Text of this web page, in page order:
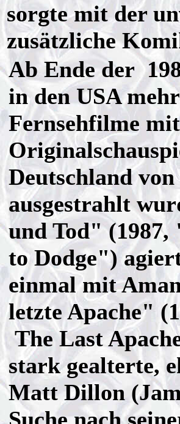
sorgte mit der
zusätzliche
Ab Ende der
in den USA
Fernsehfilme
Deutschland
ausgestrahlt
und Tod"
to Dodge")
einmal mit
letzte Apache"
The Last
stark gealterte,
Matt Dillon